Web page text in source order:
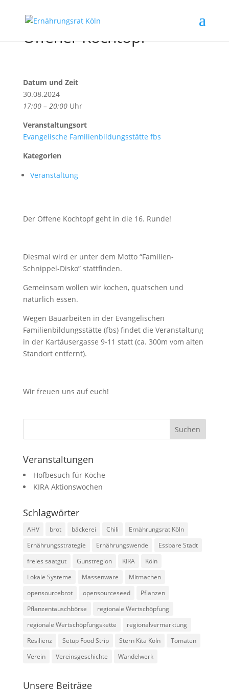
Offener Kochtopf
Datum und Zeit
30.08.2024
17:00 – 20:00Uhr
Veranstaltungsort
Evangelische Familienbildungsstätte fbs
Kategorien
Veranstaltung
Der Offene Kochtopf geht in die 16. Runde!
Diesmal wird er unter dem Motto “Familien-
Schnippel-Disko” stattfinden.
Gemeinsam wollen wir kochen, quatschen und
natürlich essen.
Wegen Bauarbeiten in der Evangelischen
Familienbildungsstätte (fbs) findet die Veranstaltung
in der Kartäusergasse 9-11 statt (ca. 300m vom alten
Standort entfernt).
Wir freuen uns auf euch!
Veranstaltungen
Hofbesuch für Köche
KIRA Aktionswochen
Schlagwörter
AHV brot bäckerei Chili
Ernährungsrat Köln
Ernährungsstrategie
Ernährungswende
Essbare Stadt
freies saatgut
Gunstregion KIRA
Köln
Lokale Systeme
Massenware
Mitmachen
opensourcebrot
opensourceseed
Pflanzen
Pflanzentauschbörse
regionale Wertschöpfung
regionale Wertschöpfungskette
regionalvermarktung
Resilienz
Setup Food Strip Stern Kita Köln
Tomaten
Verein
Vereinsgeschichte Wandelwerk
Unsere Beiträge